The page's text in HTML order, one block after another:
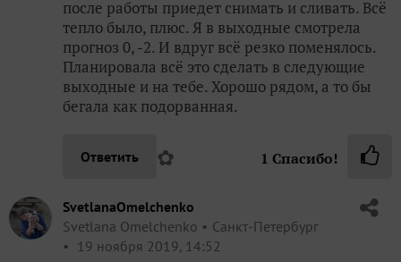
после работы приедет снимать и сливать. Всё
тепло было, плюс. Я в выходные смотрела
прогноз 0, -2. И вдруг всё резко поменялось.
Планировала всё это сделать в следующие
выходные и на тебе. Хорошо рядом, а то бы
бегала как подорванная.
Ответить ✿ 1 Спасибо!
SvetlanaOmelchenko
Svetlana Omelchenko
Санкт-Петербург
19 ноября 2019, 14:52